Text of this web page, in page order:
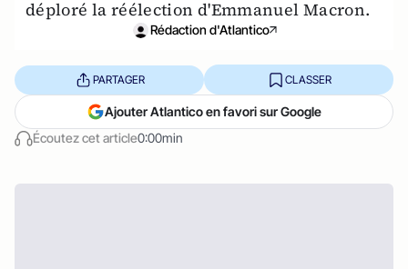
déploré la réélection d'Emmanuel Macron.
Rédaction d'Atlantico
Écoutez cet article0:00min
PARTAGER CLASSER
Ajouter Atlantico en favori sur Google